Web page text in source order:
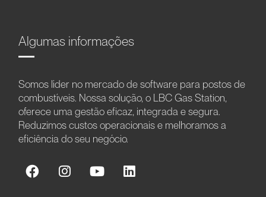
Algumas informações
Somos líder no mercado de software para postos de
combustíveis. Nossa solução, o LBC Gas Station,
oferece uma gestão eficaz, integrada e segura.
Reduzimos custos operacionais e melhoramos a
eficiência do seu negócio.